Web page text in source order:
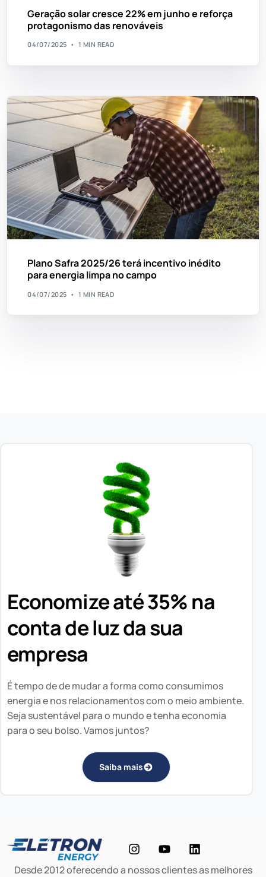
Geração solar cresce 22% em junho e reforça
protagonismo das renováveis
04/07/2025 1 MIN READ
Plano Safra 2025/26 terá incentivo inédito
para energia limpa no campo
04/07/2025 1 MIN READ
Economize até 35% na
conta de luz da sua
empresa
É tempo de de mudar a forma como consumimos
energia e nos relacionamentos com o meio ambiente.
Seja sustentável para o mundo e tenha economia
para o seu bolso. Vamos juntos?
Saiba mais
Desde 2012 oferecendo a nossos clientes as melhores